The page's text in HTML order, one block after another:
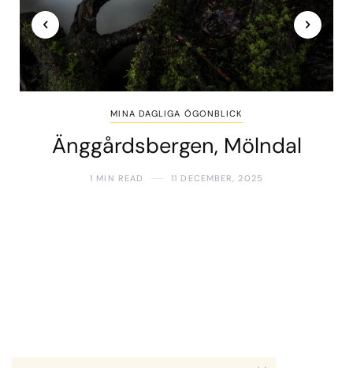
MINA DAGLIGA ÖGONBLICK
Änggårdsbergen, Mölndal
1 MIN READ 11 DECEMBER, 2025